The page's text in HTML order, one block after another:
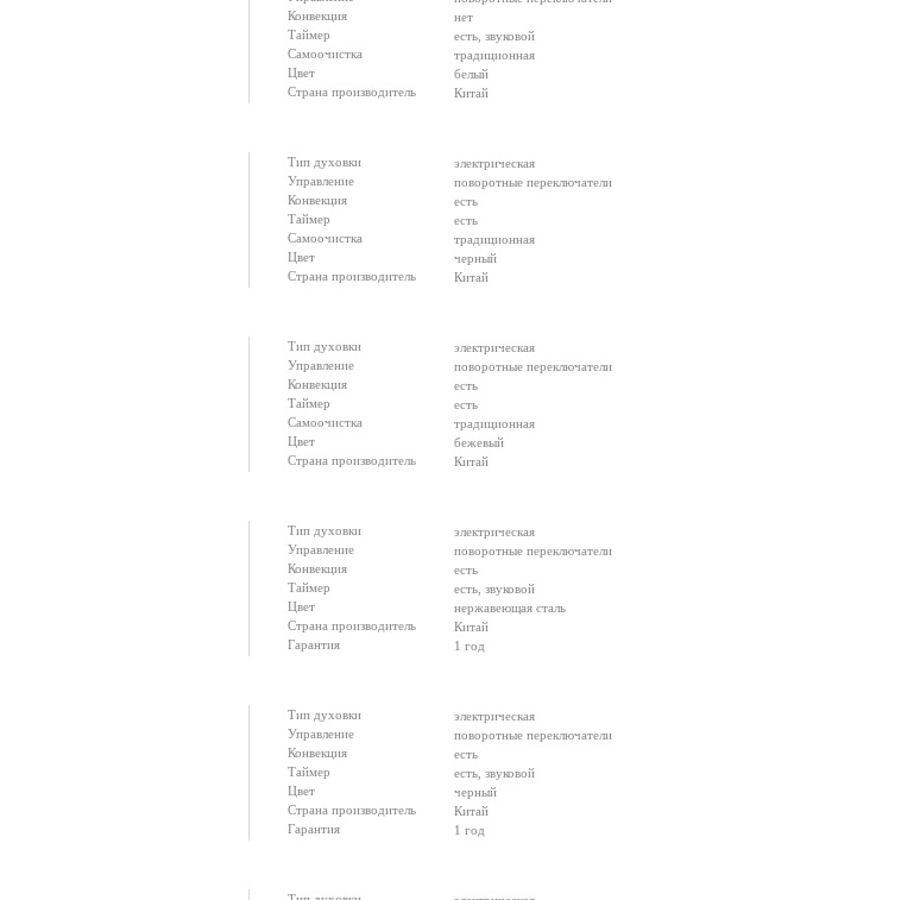
Конвекция
нет
Таймер
есть, звуковой
Самоочистка
традиционная
Цвет
белый
Страна производитель
Китай
Тип духовки
электрическая
Управление
поворотные переключатели
Конвекция
есть
Таймер
есть
Самоочистка
традиционная
Цвет
черный
Страна производитель
Китай
Тип духовки
электрическая
Управление
поворотные переключатели
Конвекция
есть
Таймер
есть
Самоочистка
традиционная
Цвет
бежевый
Страна производитель
Китай
Тип духовки
электрическая
Управление
поворотные переключатели
Конвекция
есть
Таймер
есть, звуковой
Цвет
нержавеющая сталь
Страна производитель
Китай
Гарантия
1 год
Тип духовки
электрическая
Управление
поворотные переключатели
Конвекция
есть
Таймер
есть, звуковой
Цвет
черный
Страна производитель
Китай
Гарантия
1 год